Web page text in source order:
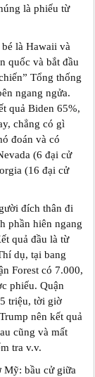
là phiếu từ
là Hawaii và
quốc và bắt đầu
Tổng thống
ngang ngửa.
quả Biden 65%,
chẳng có gì
đoán và có
(6 đại cử
(16 đại cử
đích thân đi
phần hiên ngang
quả đầu là từ
dụ, tại bang
Forest có 7.000,
phiếu. Quận
triệu, tời giờ
nên kết quả
cũng và mất
tra v.v.
Mỹ: bầu cử giữa